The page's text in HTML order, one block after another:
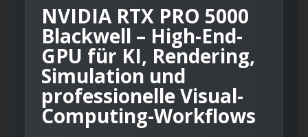
NVIDIA RTX PRO 5000
Blackwell – High-End-
GPU für KI, Rendering,
Simulation und
professionelle Visual-
Computing-Workflows